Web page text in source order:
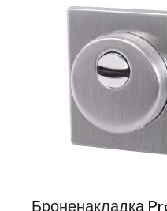
Броненакладка